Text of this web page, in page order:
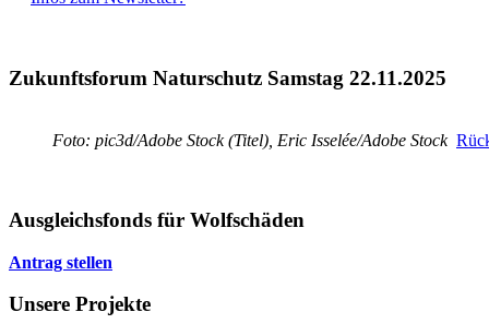
Zukunftsforum Naturschutz Samstag 22.11.2025
Foto: pic3d/Adobe Stock (Titel), Eric Isselée/Adobe Stock
Ausgleichsfonds für Wolfschäden
Antrag stellen
Unsere Projekte